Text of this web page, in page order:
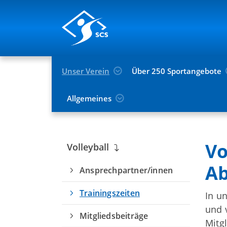
Unser Verein Über 250 Sportangebote
Allgemeines
Du befindest dich hier:
In
und
Volleyball
Ansprechpartner/innen
Trainingszeiten
Mitgliedsbeiträge